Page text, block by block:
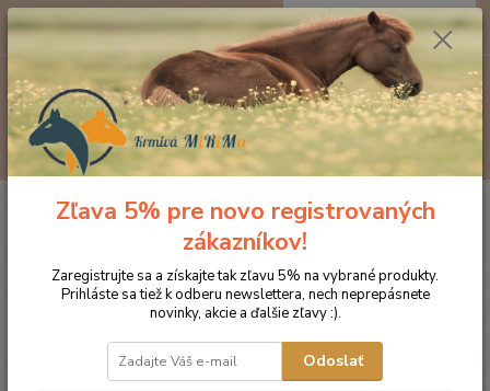
Menu
0ks
za0 €
Značka oblečenia MONTAR ZĽAVY!
Jazdecké nohavice
MONTAR legíny ALANA extra vysoký pás
MONTAR legíny ALANA extra
vysoký pás
Akcia
Zľava 5% pre novo registrovaných
zákazníkov!
Zaregistrujte sa a získajte tak zľavu 5% na vybrané produkty.
Prihláste sa tiež k odberu newslettera, nech neprepásnete
novinky, akcie a ďalšie zľavy :).
Odoslať